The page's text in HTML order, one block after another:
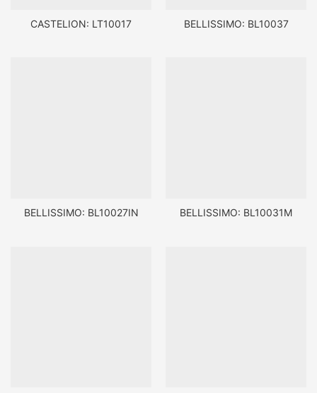
CASTELION: LT10017 BELLISSIMO: BL10037
BELLISSIMO: BL10027IN BELLISSIMO: BL10031M